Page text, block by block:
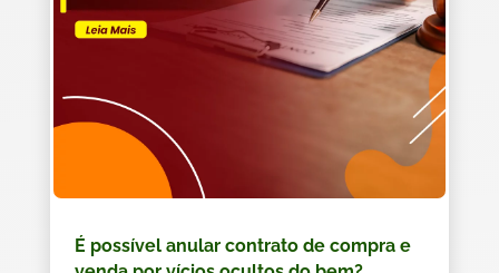
É possível anular contrato de compra e